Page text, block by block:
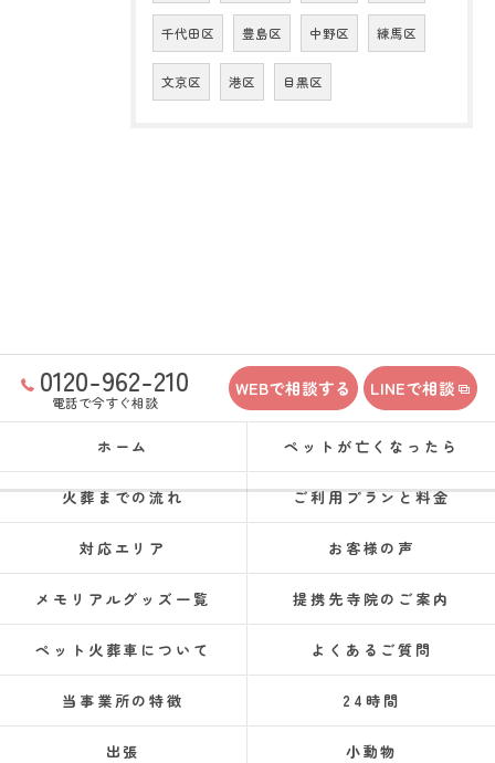
千代田区 豊島区 中野区 練馬区
文京区 港区 目黒区
0120-962-210
電話で今すぐ相談
WEBで相談する LINEで相談
ホーム ペットが亡くなったら
火葬までの流れ ご利用プランと料金
対応エリア お客様の声
メモリアルグッズ一覧 提携先寺院のご案内
ペット火葬車について よくあるご質問
当事業所の特徴 24時間
出張 小動物